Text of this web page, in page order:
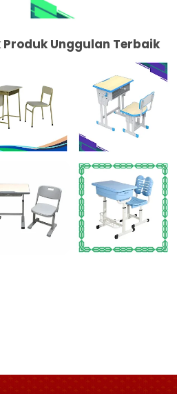
Produk Unggulan Terbaik